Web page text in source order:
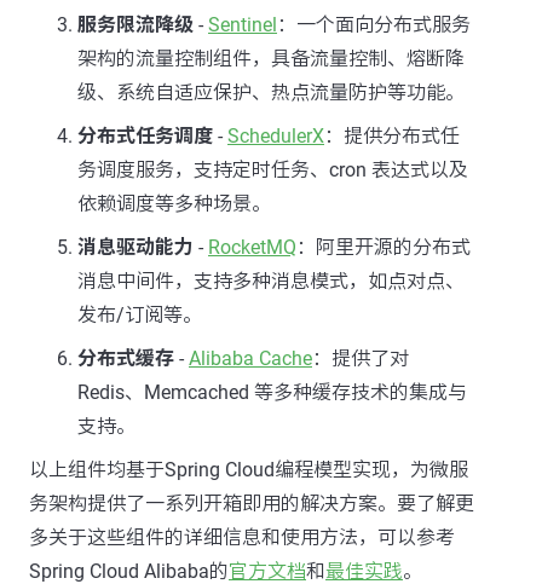
服务限流降级 - Sentinel ：一个面向分布式服务
架构的流量控制组件，具备流量控制、熔断降
级、系统自适应保护、热点流量防护等功能。
分布式任务调度 - SchedulerX：提供分布式任
务调度服务，支持定时任务、cron 表达式以及
依赖调度等多种场景。
消息驱动能力 - RocketMQ ：阿里开源的分布式
消息中间件，支持多种消息模式，如点对点、
发布/订阅等。
分布式缓存 - Alibaba Cache：提供了对
Redis、Memcached 等多种缓存技术的集成与
支持。
以上组件均基于Spring Cloud编程模型实现，为微服
务架构提供了一系列开箱即用的解决方案。要了解更
多关于这些组件的详细信息和使用方法，可以参考
Spring Cloud Alibaba的官方文档和最佳实践。